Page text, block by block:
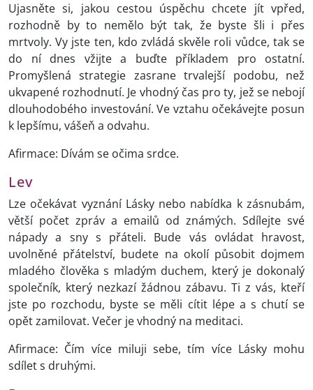
Ujasněte si, jakou cestou úspěchu chcete jít vpřed,
rozhodně by to nemělo být tak, že byste šli i přes
mrtvoly. Vy jste ten, kdo zvládá skvěle roli vůdce, tak se
do ní dnes vžijte a buďte příkladem pro ostatní.
Promyšlená strategie zasrane trvalejší podobu, než
ukvapené rozhodnutí. Je vhodný čas pro ty, jež se nebojí
dlouhodobého investování. Ve vztahu očekávejte posun
k lepšímu, vášeň a odvahu.
Afirmace: Dívám se očima srdce.
Lev
Lze očekávat vyznání Lásky nebo nabídka k zásnubám,
větší počet zpráv a emailů od známých. Sdílejte své
nápady a sny s přáteli. Bude vás ovládat hravost,
uvolněné přátelství, budete na okolí působit dojmem
mladého člověka s mladým duchem, který je dokonalý
společník, který nezkazí žádnou zábavu. Ti z vás, kteří
jste po rozchodu, byste se měli cítit lépe a s chutí se
opět zamilovat. Večer je vhodný na meditaci.
Afirmace: Čím více miluji sebe, tím více Lásky mohu
sdílet s druhými.